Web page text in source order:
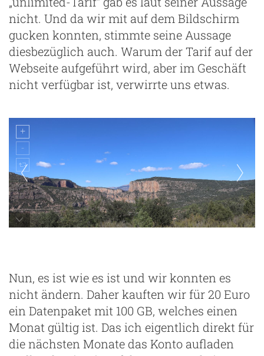
nicht. Und da wir mit auf dem Bildschirm
gucken konnten, stimmte seine Aussage
diesbezüglich auch. Warum der Tarif auf der
Webseite aufgeführt wird, aber im Geschäft
nicht verfügbar ist, verwirrte uns etwas.
Nun, es ist wie es ist und wir konnten es
nicht ändern. Daher kauften wir für 20 Euro
ein Datenpaket mit 100 GB, welches einen
Monat gültig ist. Das ich eigentlich direkt für
die nächsten Monate das Konto aufladen